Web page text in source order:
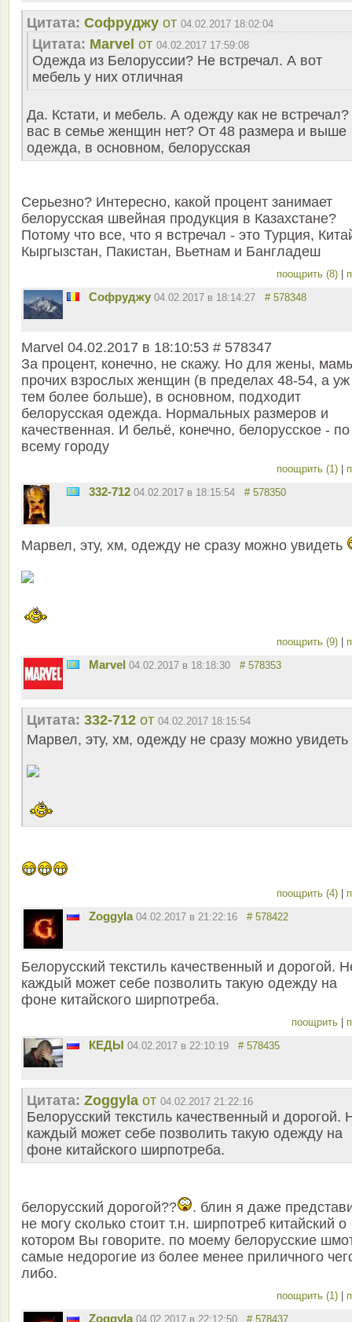
Цитата: Софруджу от 04.02.2017 18:02:04
Цитата: Marvel от 04.02.2017 17:59:08
Одежда из Белоруссии? Не встречал. А вот
мебель у них отличная
Да. Кстати, и мебель. А одежду как не
вас в семье женщин нет? От 48 размера и выше
одежда, в основном, белорусская
Серьезно? Интересно, какой процент занимает
белорусская швейная продукция в Казахстане?
Потому что все, что я встречал - это Турция,
Кыргызстан, Пакистан, Вьетнам и Бангладеш
поощрить (8)
Софруджу 04.02.2017 в 18:14:27 # 578348
Marvel 04.02.2017 в 18:10:53 # 578347
За процент, конечно, не скажу. Но для жены,
прочих взрослых женщин (в пределах 48-54, а уж
тем более больше), в основном, подходит
белорусская одежда. Нормальных размеров и
качественная. И бельё, конечно, белорусское - по
всему городу
поощрить (1)
332-712 04.02.2017 в 18:15:54 # 578350
Марвел, эту, хм, одежду не сразу можно увидеть
поощрить (9)
Marvel 04.02.2017 в 18:18:30 # 578353
Цитата: 332-712 от 04.02.2017 18:15:54
Марвел, эту, хм, одежду не сразу можно увидеть
поощрить (4)
Zoggyla 04.02.2017 в 21:22:16 # 578422
Белорусский текстиль качественный и дорогой.
каждый может себе позволить такую одежду на
фоне китайского ширпотреба.
поощрить
КЕДЫ 04.02.2017 в 22:10:19 # 578435
Цитата: Zoggyla от 04.02.2017 21:22:16
Белорусский текстиль качественный и дорогой.
каждый может себе позволить такую одежду на
фоне китайского ширпотреба.
белорусский дорогой??
. блин я даже
не могу сколько стоит т.н. ширпотреб китайский о
котором Вы говорите. по моему белорусские
самые недорогие из более менее приличного
либо.
поощрить (1)
Zoggyla 04.02.2017 в 22:12:50 # 578437